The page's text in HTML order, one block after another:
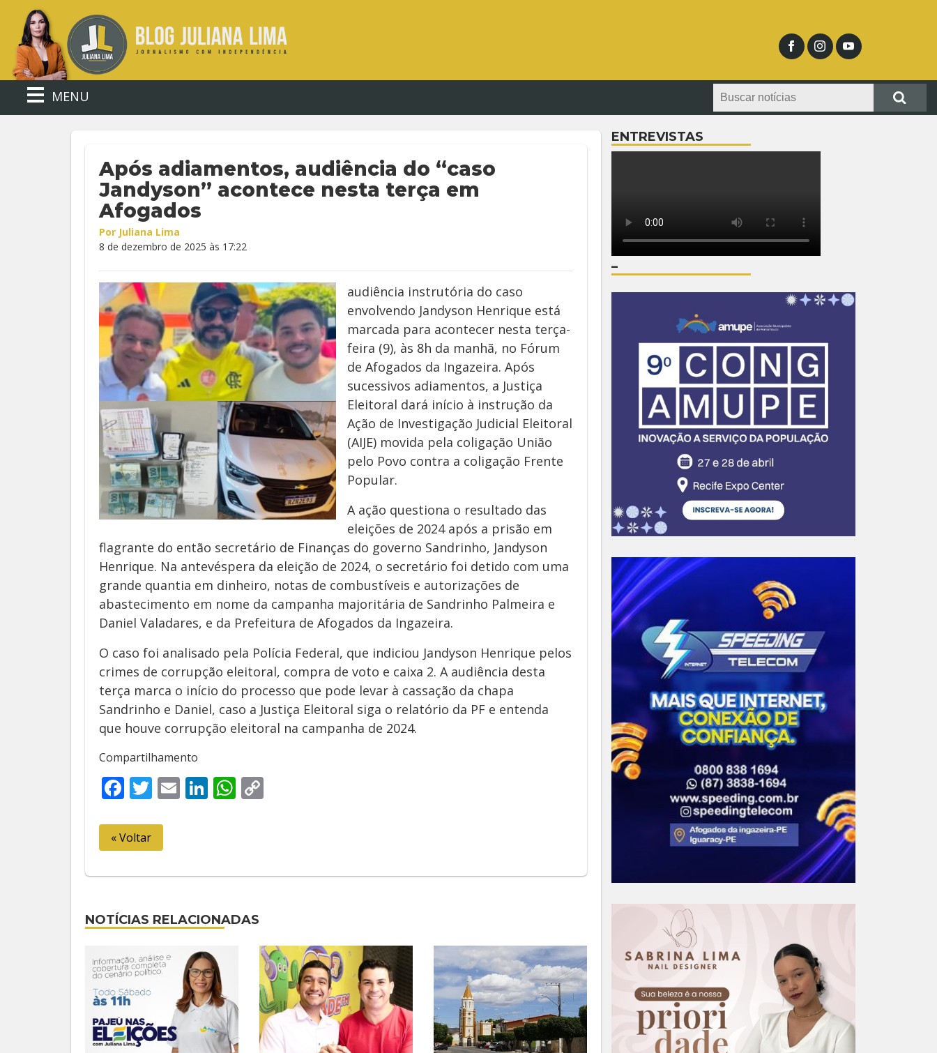
MENU
Após adiamentos, audiência do “caso
Jandyson” acontece nesta terça em
Afogados
Por Juliana Lima
8 de dezembro de 2025 às 17:22
audiência instrutória do caso
envolvendo Jandyson Henrique está
marcada para acontecer nesta terça-
feira (9), às 8h da manhã, no Fórum
de Afogados da Ingazeira. Após
sucessivos adiamentos, a Justiça
Eleitoral dará início à instrução da
Ação de Investigação Judicial Eleitoral
(AIJE) movida pela coligação União
pelo Povo contra a coligação Frente
Popular.
A ação questiona o resultado das
eleições de 2024 após a prisão em
flagrante do então secretário de Finanças do governo Sandrinho, Jandyson
Henrique. Na antevéspera da eleição de 2024, o secretário foi detido com uma
grande quantia em dinheiro, notas de combustíveis e autorizações de
abastecimento em nome da campanha majoritária de Sandrinho Palmeira e
Daniel Valadares, e da Prefeitura de Afogados da Ingazeira.
O caso foi analisado pela Polícia Federal, que indiciou Jandyson Henrique pelos
crimes de corrupção eleitoral, compra de voto e caixa 2. A audiência desta
terça marca o início do processo que pode levar à cassação da chapa
Sandrinho e Daniel, caso a Justiça Eleitoral siga o relatório da PF e entenda
que houve corrupção eleitoral na campanha de 2024.
Compartilhamento
Facebook
Twitter
EmailLinkedIn
WhatsApp
« Voltar
NOTÍCIAS RELACIONADAS
ENTREVISTAS
–